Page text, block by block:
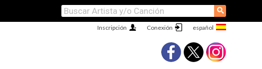
⚲
Conexión
Inscripción